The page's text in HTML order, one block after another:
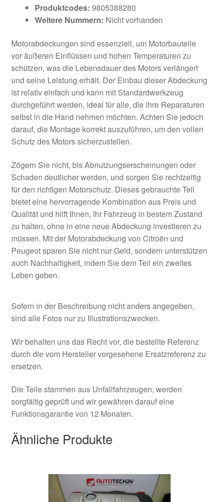
Produktcodes: 9805388280
Weitere Nummern: Nicht vorhanden
Motorabdeckungen sind essenziell, um Motorbauteile
vor äußeren Einflüssen und hohen Temperaturen zu
schützen, was die Lebensdauer des Motors verlängert
und seine Leistung erhält. Der Einbau dieser Abdeckung
ist relativ einfach und kann mit Standardwerkzeug
durchgeführt werden, ideal für alle, die ihre Reparaturen
selbst in die Hand nehmen möchten. Achten Sie jedoch
darauf, die Montage korrekt auszuführen, um den vollen
Schutz des Motors sicherzustellen.
Zögern Sie nicht, bis Abnutzungserscheinungen oder
Schaden deutlicher werden, und sorgen Sie rechtzeitig
für den richtigen Motorschutz. Dieses gebrauchte Teil
bietet eine hervorragende Kombination aus Preis und
Qualität und hilft Ihnen, Ihr Fahrzeug in bestem Zustand
zu halten, ohne in eine neue Abdeckung investieren zu
müssen. Mit der Motorabdeckung von Citroën und
Peugeot sparen Sie nicht nur Geld, sondern unterstützen
auch Nachhaltigkeit, indem Sie dem Teil ein zweites
Leben geben.
Sofern in der Beschreibung nicht anders angegeben,
sind alle Fotos nur zu Illustrationszwecken.
Wir behalten uns das Recht vor, die bestellte Referenz
durch die vom Hersteller vorgesehene Ersatzreferenz zu
ersetzen.
Die Teile stammen aus Unfallfahrzeugen, werden
sorgfältig geprüft und wir gewähren darauf eine
Funktionsgarantie von 12 Monaten.
Ähnliche Produkte